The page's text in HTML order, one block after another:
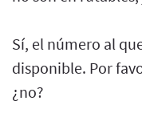
Sí, el número al
disponible. Por
¿no?